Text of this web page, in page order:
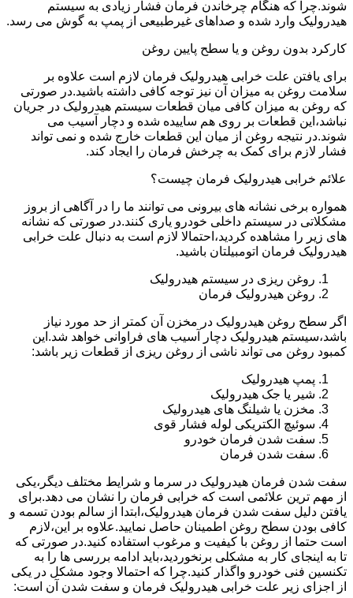
شوند.چرا که هنگام چرخاندن فرمان فشار زیادی به سیستم
هیدرولیک وارد شده و صداهای غیرطبیعی از پمپ به گوش می رسد.
کارکرد بدون روغن و یا سطح پایین روغن
برای یافتن علت خرابی هیدرولیک فرمان لازم است علاوه بر
سلامت روغن به میزان آن نیز توجه کافی داشته باشید.در صورتی
که روغن به میزان کافی میان قطعات سیستم هیدرولیک در جریان
نباشد،این قطعات بر روی هم ساییده شده و دچار آسیب می
شوند.در نتیجه روغن از میان این قطعات خارج شده و نمی تواند
فشار لازم برای کمک به چرخش فرمان را ایجاد کند.
علائم خرابی هیدرولیک فرمان چیست؟
همواره برخی نشانه های بیرونی می توانند ما را در آگاهی از بروز
مشکلاتی در سیستم داخلی خودرو یاری کنند.در صورتی که نشانه
های زیر را مشاهده کردید،احتمالا لازم است به دنبال علت خرابی
هیدرولیک فرمان اتومبیلتان باشید.
روغن ریزی در سیستم هیدرولیک
روغن هیدرولیک فرمان
اگر سطح روغن هیدرولیک در مخزن آن کمتر از حد مورد نیاز
باشد،سیستم هیدرولیک دچار آسیب های فراوانی خواهد شد.این
کمبود روغن می تواند ناشی از روغن ریزی از قطعات زیر باشد:
پمپ هیدرولیک
شیر یا جک هیدرولیک
مخزن یا شیلنگ های هیدرولیک
سوئیچ الکتریکی لوله فشار قوی
سفت شدن فرمان خودرو
سفت شدن فرمان
سفت شدن فرمان هیدرولیک در سرما و شرایط مختلف دیگر،یکی
از مهم ترین علائمی است که خرابی فرمان را نشان می دهد.برای
یافتن دلیل سفت شدن فرمان هیدرولیک،ابتدا از سالم بودن تسمه و
کافی بودن سطح روغن اطمینان حاصل نمایید.علاوه بر این،لازم
است حتما از روغن با کیفیت و مرغوب استفاده کنید.در صورتی که
تا به اینجای کار به مشکلی برنخوردید،باید ادامه بررسی ها را به
تکنسین فنی خودرو واگذار کنید.چرا که احتمالا وجود مشکل در یکی
از اجزای زیر علت خرابی هیدرولیک فرمان و سفت شدن آن است: